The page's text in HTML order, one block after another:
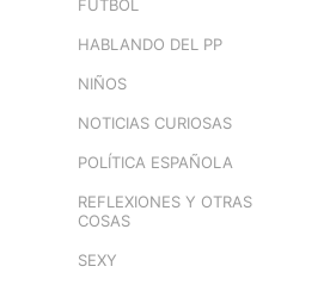
FUTBOL
HABLANDO DEL PP
NIÑOS
NOTICIAS CURIOSAS
POLÍTICA ESPAÑOLA
REFLEXIONES Y OTRAS
COSAS
SEXY